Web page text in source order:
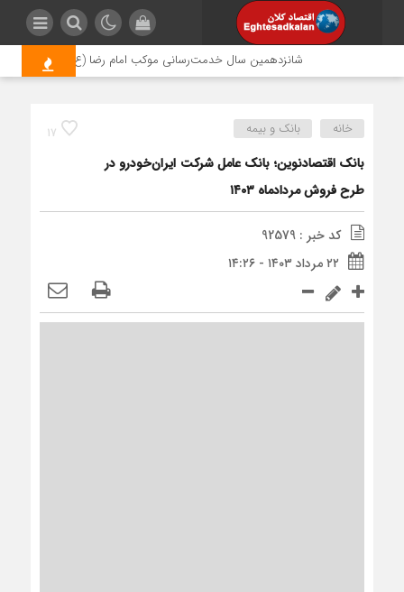
شانزدهمین سال خدمت‌رسانی موکب امام رضا (ع) پتروشیمی
17 خانه بانک و بیمه
بانک اقتصادنوین؛ بانک عامل شرکت ایران‌خودرو در
طرح فروش مردادماه ۱۴۰۳
کد خبر : 92579
۲۲ مرداد ۱۴۰۳ - ۱۴:۲۶